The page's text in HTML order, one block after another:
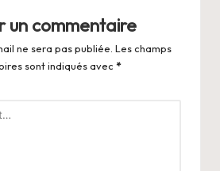
un commentaire
ne sera pas publiée. Les champs
sont indiqués avec *